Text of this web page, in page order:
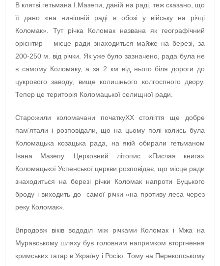
В клятві гетьмана І.Мазепи, даній на раді, теж сказано, що
її дано «на нинішній раді в обозі у війську на річці
Коломак». Тут річка Коломак названа як географічний
орієнтир – місце ради знаходиться майже на березі, за
200-250 м. від річки. Як уже було зазначено, рада була не
в самому Коломаку, а за 2 км від нього біля дороги до
цукрового заводу, вище колишнього колгоспного двору.
Тепер це територія Коломацької селищної ради.
Старожили коломачани початкуХХ століття ще добре
пам’ятали і розповідали, що на цьому полі колись була
Коломацька козацька рада, на якій обирали гетьманом
Івана Мазепу. Церковний літопис «Писчая книга»
Коломацької Успенської церкви розповідає, що місце ради
знаходиться на березі річки Коломак напроти Буцького
броду і виходить до самої річки «на противу леса через
реку Коломак».
Впродовж віків вододіл між річками Коломак і Мжа на
Муравському шляху був головним напрямком вторгнення
кримських татар в Україну і Росію. Тому на Перекопському